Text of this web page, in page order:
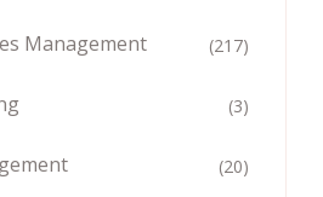
Management (217)
(3)
(20)